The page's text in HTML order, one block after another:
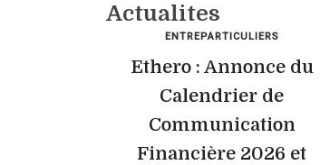
Actualites
ENTREPARTICULIERS
Ethero : Annonce du
Calendrier de
Communication
Financière 2026 et